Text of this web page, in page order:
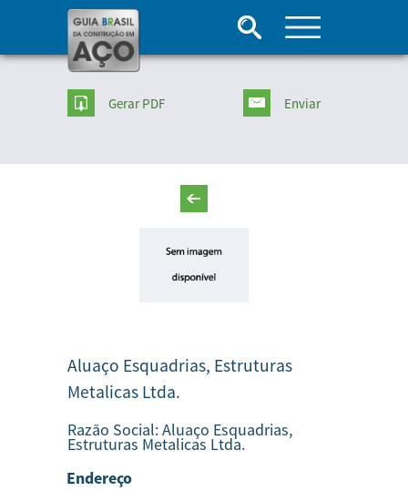
Gerar PDF Enviar
Aluaço Esquadrias, Estruturas
Metalicas Ltda.
Razão Social:Aluaço Esquadrias,
Estruturas Metalicas Ltda.
Endereço